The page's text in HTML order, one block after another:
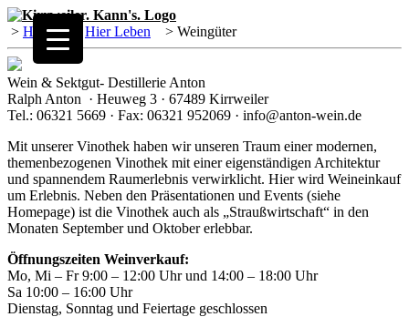
> Home> Hier Leben > Weingüter
Wein & Sektgut- Destillerie Anton
Ralph Anton · Heuweg 3 · 67489 Kirrweiler
Tel.: 06321 5669 · Fax: 06321 952069 · info@anton-wein.de
Mit unserer Vinothek haben wir unseren Traum einer modernen,
themenbezogenen Vinothek mit einer eigenständigen Architektur
und spannendem Raumerlebnis verwirklicht. Hier wird Weineinkauf
um Erlebnis. Neben den Präsentationen und Events (siehe
Homepage) ist die Vinothek auch als „Straußwirtschaft“ in den
Monaten September und Oktober erlebbar.
Öffnungszeiten Weinverkauf:
Mo, Mi – Fr 9:00 – 12:00 Uhr und 14:00 – 18:00 Uhr
Sa 10:00 – 16:00 Uhr
Dienstag, Sonntag und Feiertage geschlossen